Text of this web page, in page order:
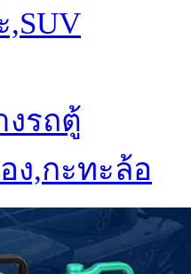
,SUV
งรถตู้
ง,กะทะล้อ